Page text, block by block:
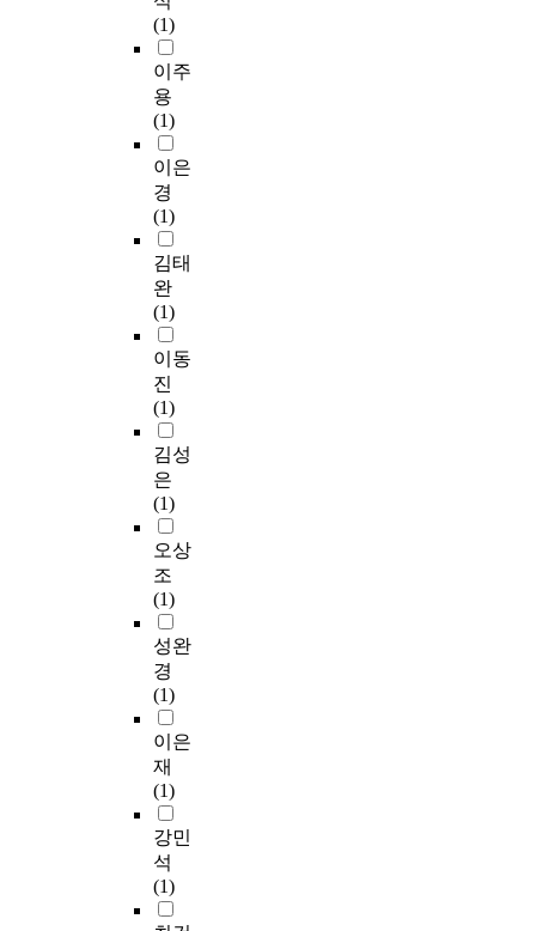
(1)
이주
용
(1)
이은
경
(1)
김태
완
(1)
이동
진
(1)
김성
은
(1)
오상
조
(1)
성완
경
(1)
이은
재
(1)
강민
석
(1)